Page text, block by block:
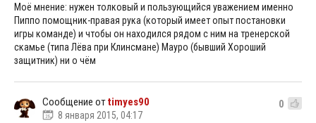
Моё мнение: нужен толковый и пользующийся уважением именно
Пиппо помощник-правая рука (который имеет опыт постановки
игры команде) и чтобы он находился рядом с ним на тренерской
скамье (типа Лёва при Клинсмане) Мауро (бывший Хороший
защитник) ни о чём
Сообщение отtimyes90
8 января 2015, 04:17
0